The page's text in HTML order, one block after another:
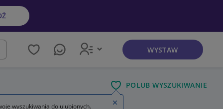
WYSTAW
POLUB WYSZUKIWANIE
wyszukiwania do ulubionych.
Zamknij wskazówkę